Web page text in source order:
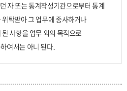
자 또는 통계작성기관으로부터 통계
탁받아 그 업무에 종사하거나
사항을 업무 외의 목적으로
여서는 아니 된다.